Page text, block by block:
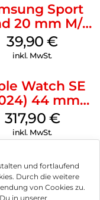
und fortlaufend
Durch die weitere
von Cookies zu.
in unserer
Sport
20 mm M/L
Watch4
Graphite
39,90€
inkl. MwSt.
Watch SE
44 mm
+ Cellular
M/L)
317,90 €
inkl. MwSt.